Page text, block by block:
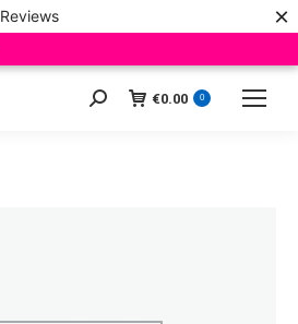
Reviews ×
Zoeken: €0.00 0